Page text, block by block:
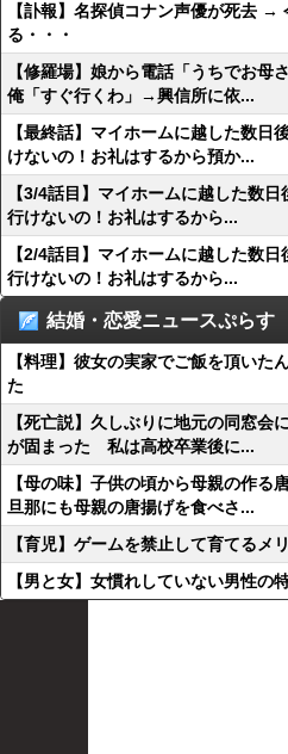
【訃報】名探偵コナン声優が死去 →
る・・・
【修羅場】娘から電話「うちでお母
俺「すぐ行くわ」→興信所に依...
【最終話】マイホームに越した数
けないの！お礼はするから預か...
【3/4話目】マイホームに越した数
行けないの！お礼はするから...
【2/4話目】マイホームに越した数
行けないの！お礼はするから...
結婚・恋愛ニュースぷらす
【料理】彼女の実家でご飯を頂いた
た
【死亡説】久しぶりに地元の同窓会
が固まった 私は高校卒業後に...
【母の味】子供の頃から母親の作
旦那にも母親の唐揚げを食べさ...
【育児】ゲームを禁止して育てるメ
【男と女】女慣れしていない男性の